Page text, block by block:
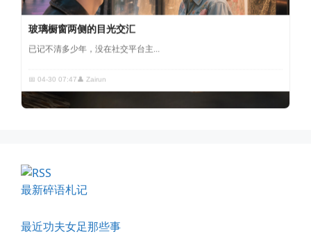
已记不清多少年，没在社交平台主...
📅 04-30 07:47👤 Zairun
四月物语
最新碎语札记
最近功夫女足那些事